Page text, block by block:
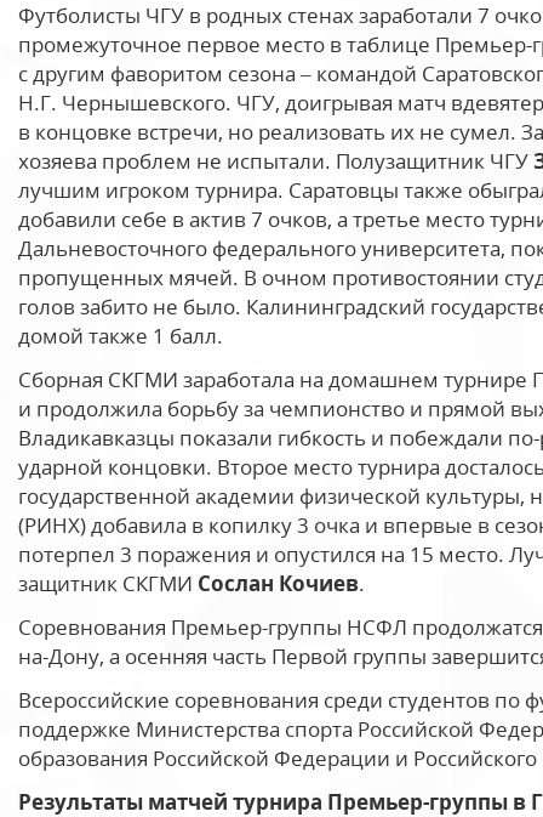
Футболисты ЧГУ в родных стенах заработали 7
промежуточное первое место в таблице
с другим фаворитом сезона – командой
Н.Г. Чернышевского. ЧГУ, доигрывая матч
в концовке встречи, но реализовать их не сумел.
хозяева проблем не испытали. Полузащитник ЧГУ
лучшим игроком турнира. Саратовцы также
добавили себе в актив 7 очков, а третье место
Дальневосточного федерального университета,
пропущенных мячей. В очном противостоянии
голов забито не было. Калининградский
домой также 1 балл.
Сборная СКГМИ заработала на домашнем турнире
и продолжила борьбу за чемпионство и прямой
Владикавказцы показали гибкость и побеждали
ударной концовки. Второе место турнира
государственной академии физической
(РИНХ) добавила в копилку 3 очка и впервые в
потерпел 3 поражения и опустился на 15 место.
защитник СКГМИ Сослан Кочиев.
Соревнования Премьер-группы НСФЛ продолжатся
на-Дону, а осенняя часть Первой группы
Всероссийские соревнования среди студентов по
поддержке Министерства спорта Российской
образования Российской Федерации и
Результаты матчей турнира Премьер-группы в